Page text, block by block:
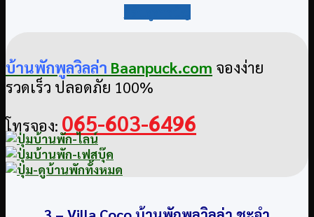
บ้านพักพูลวิลล่า Baanpuck.com จองง่าย
รวดเร็ว ปลอดภัย 100%
โทรจอง: 065-603-6496